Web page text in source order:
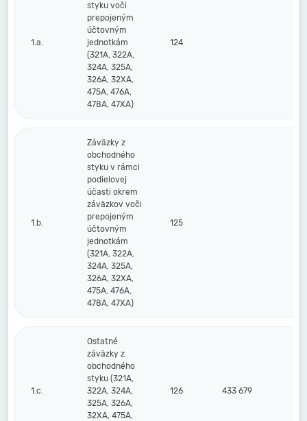
1.a.
styku voči
prepojeným
účtovným
jednotkám
(321A, 322A,
324A, 325A,
326A, 32XA,
475A, 476A,
478A, 47XA)
124
1.b.
Záväzky z
obchodného
styku v rámci
podielovej
účasti okrem
záväzkov voči
prepojeným
účtovným
jednotkám
(321A, 322A,
324A, 325A,
326A, 32XA,
475A, 476A,
478A, 47XA)
125
1.c.
Ostatné
záväzky z
obchodného
styku (321A,
322A, 324A,
325A, 326A,
32XA, 475A,
126 433 679